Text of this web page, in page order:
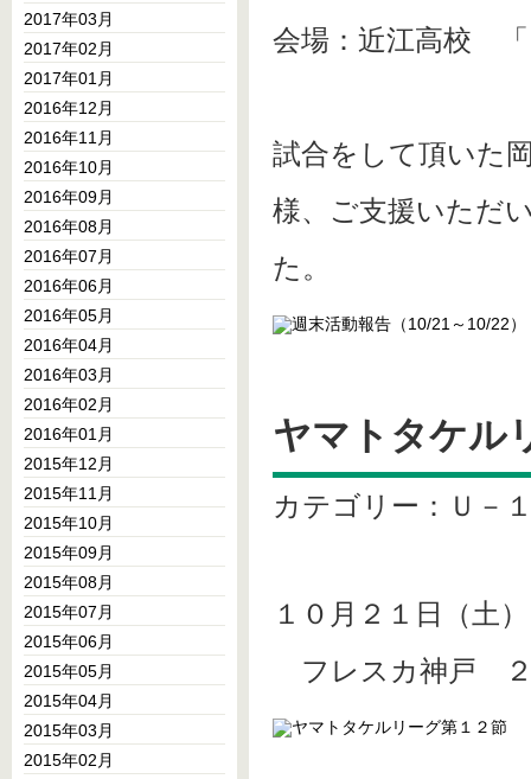
会場：近江高校
試合をして頂いた
様、ご支援いただ
た。
ヤマトタケル
カテゴリー：Ｕ－
１０月２１日（
フレスカ神戸 ２
2017年03月
2017年02月
2017年01月
2016年12月
2016年11月
2016年10月
2016年09月
2016年08月
2016年07月
2016年06月
2016年05月
2016年04月
2016年03月
2016年02月
2016年01月
2015年12月
2015年11月
2015年10月
2015年09月
2015年08月
2015年07月
2015年06月
2015年05月
2015年04月
2015年03月
2015年02月